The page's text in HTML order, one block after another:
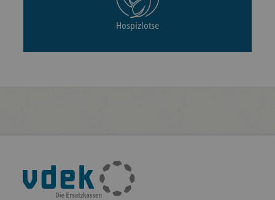
Hospizlotse
Fußleisten-
Navigation